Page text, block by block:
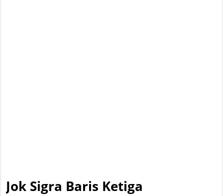
Jok Sigra Baris Ketiga